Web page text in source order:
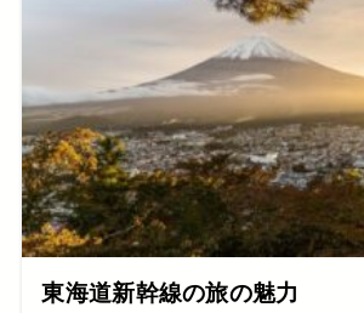
東海道新幹線の旅の魅力